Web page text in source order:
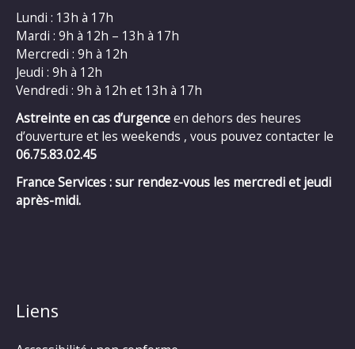
Lundi : 13h à 17h
Mardi : 9h à 12h – 13h à 17h
Mercredi : 9h à 12h
Jeudi : 9h à 12h
Vendredi : 9h à 12h et 13h à 17h
Astreinte en cas d’urgenceen dehors des heures
d’ouverture et les weekends , vous pouvez contacter le
06.75.83.02.45
France Services : sur rendez-vous les mercredi et jeudi
après-midi.
Liens